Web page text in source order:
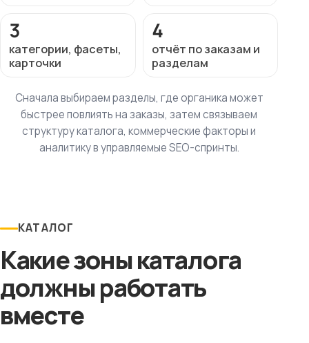
3
категории, фасеты,
карточки
4
отчёт по заказам и
разделам
Сначала выбираем разделы, где органика может
быстрее повлиять на заказы, затем связываем
структуру каталога, коммерческие факторы и
аналитику в управляемые SEO-спринты.
КАТАЛОГ
Какие зоны каталога
должны работать
вместе